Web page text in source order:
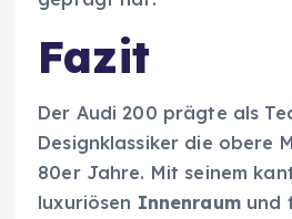
Fazit
Der Audi 200 prägte als
Designklassiker die obere
80er Jahre. Mit seinem
luxuriösen Innenraumund